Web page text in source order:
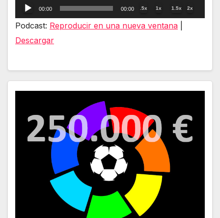
Reproductor
de
audio
00:00 00:00 .5x 1x 1.5x 2x
Podcast: Reproducir en una nueva ventana
Descargar